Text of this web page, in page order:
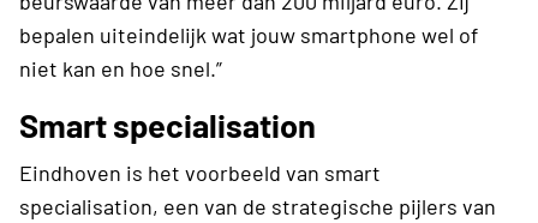
bepalen uiteindelijk wat jouw smartphone wel of
niet kan en hoe snel.”
Smart specialisation
Eindhoven is het voorbeeld van smart
specialisation, een van de strategische pijlers van